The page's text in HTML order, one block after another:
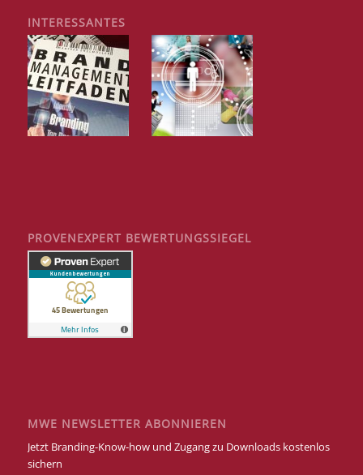
INTERESSANTES
PROVENEXPERT BEWERTUNGSSIEGEL
MWE NEWSLETTER ABONNIEREN
Jetzt Branding-Know-how und Zugang zu Downloads kostenlos
sichern